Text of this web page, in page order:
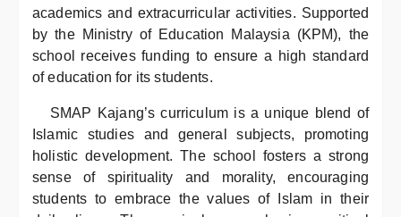
academics and extracurricular activities. Supported
by the Ministry of Education Malaysia (KPM), the
school receives funding to ensure a high standard
of education for its students.
SMAP Kajang’s curriculum is a unique blend of
Islamic studies and general subjects, promoting
holistic development. The school fosters a strong
sense of spirituality and morality, encouraging
students to embrace the values of Islam in their